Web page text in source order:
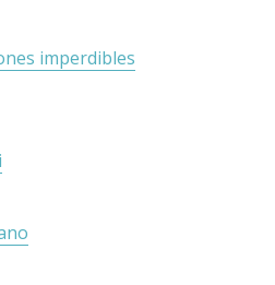
imperdibles